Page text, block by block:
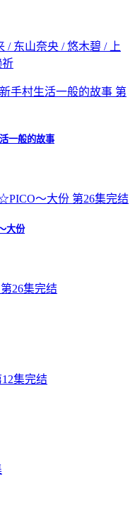
/ 东山奈央 / 悠木碧 / 上
祈
第
一般的故事
第26集完结
大份
第26集完结
12集完结